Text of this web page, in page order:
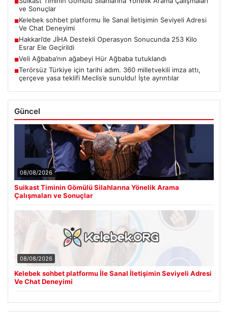
■
ve Sonuçlar
■Kelebek sohbet platformu İle Sanal İletişimin Seviyeli Adresi
Ve Chat Deneyimi
■Hakkari’de JİHA Destekli Operasyon Sonucunda 253 Kilo
Esrar Ele Geçirildi
■Veli Ağbaba’nın ağabeyi Hür Ağbaba tutuklandı
■Terörsüz Türkiye için tarihi adım. 360 milletvekili imza attı,
çerçeve yasa teklifi Meclis’e sunuldu! İşte ayrıntılar
Güncel
08/08/2026
Suikast Timinin Gömülü Silahlarına Yönelik Arama
Çalışmaları ve Sonuçlar
08/08/2026
Kelebek sohbet platformu İle Sanal İletişimin Seviyeli Adresi
Ve Chat Deneyimi